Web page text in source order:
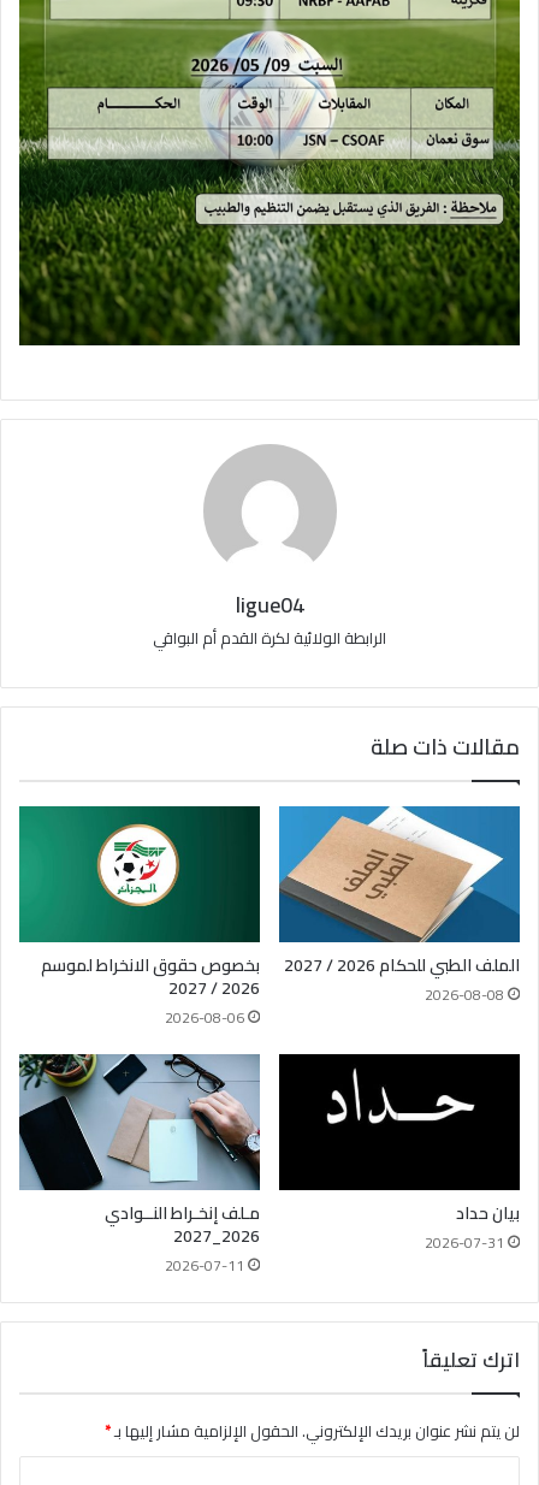
ligue04
الرابطة الولائية لكرة القدم أم البواقي
مقالات ذات صلة
الملف الطبي للحكام 2026 / 2027
2026-08-08
بخصوص حقوق الانخراط لموسم
2026 / 2027
2026-08-06
بيان حداد
2026-07-31
مـلف إنخـراط النــوادي
2026_2027
2026-07-11
اترك تعليقاً
لن يتم نشر عنوان بريدك الإلكتروني.الحقول الإلزامية مشار إليها بـ*